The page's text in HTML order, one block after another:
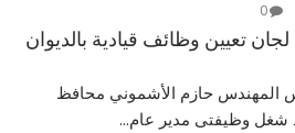
0
تعيين وظائف قيادية بالديوان
المهندس حازم الأشموني محافظ
شغل وظيفتى مدير عام...